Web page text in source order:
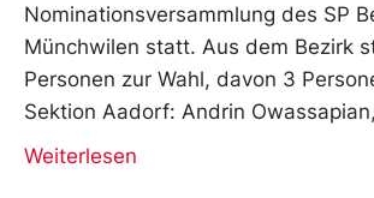
Nominationsversammlung des SP
Münchwilen statt. Aus dem Bezirk
Personen zur Wahl, davon 3
Sektion Aadorf: Andrin Owassapian,
Weiterlesen